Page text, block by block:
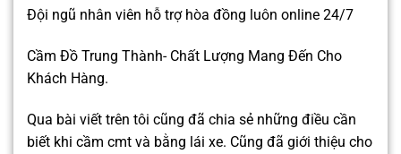
Đội ngũ nhân viên hỗ trợ hòa đồng luôn online 24/7
Cầm Đồ Trung Thành- Chất Lượng Mang Đến Cho
Khách Hàng.
Qua bài viết trên tôi cũng đã chia sẻ những điều cần
biết khi cầm cmt và bằng lái xe. Cũng đã giới thiệu cho